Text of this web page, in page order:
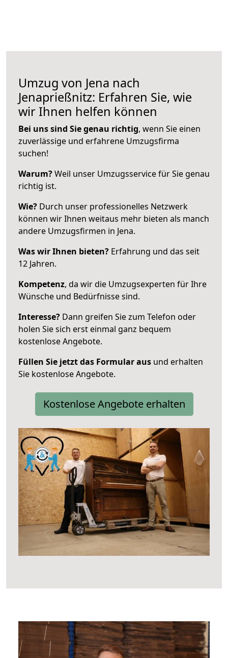
Umzug von Jena nach
Jenaprießnitz: Erfahren Sie, wie
wir Ihnen helfen können
Bei uns sind Sie genau richtig, wenn Sie einen
zuverlässige und erfahrene Umzugsfirma
suchen!
Warum?Weil unser Umzugsservice für Sie genau
richtig ist.
Wie? Durch unser professionelles Netzwerk
können wir Ihnen weitaus mehr bieten als manch
andere Umzugsfirmen in Jena.
Was wir Ihnen bieten? Erfahrung und das seit
12 Jahren.
Kompetenz, da wir die Umzugsexperten für Ihre
Wünsche und Bedürfnisse sind.
Interesse? Dann greifen Sie zum Telefon oder
holen Sie sich erst einmal ganz bequem
kostenlose Angebote.
Füllen Sie jetzt das Formular aus und erhalten
Sie kostenlose Angebote.
Kostenlose Angebote erhalten